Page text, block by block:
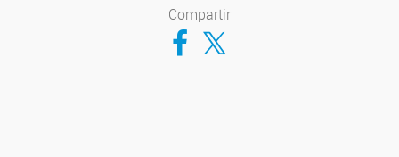
Compartir
Compartir en Facebook
Compartir en Twitter